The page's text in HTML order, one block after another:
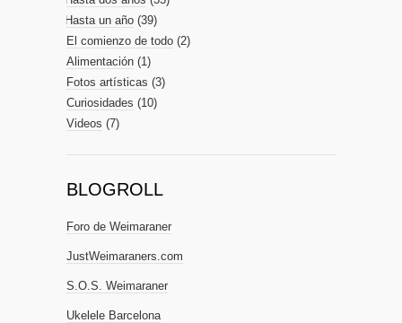
Hasta un año (39)
El comienzo de todo (2)
Alimentación (1)
Fotos artísticas (3)
Curiosidades (10)
Videos (7)
BLOGROLL
Foro de Weimaraner
JustWeimaraners.com
S.O.S. Weimaraner
Ukelele Barcelona